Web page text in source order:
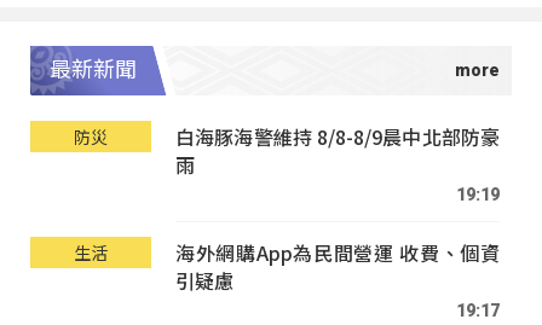
最新新聞
防災
白海豚海警維持 8/8-8/9晨中北部防豪
雨
19:19
生活
海外網購App為民間營運 收費、個資
引疑慮
19:17